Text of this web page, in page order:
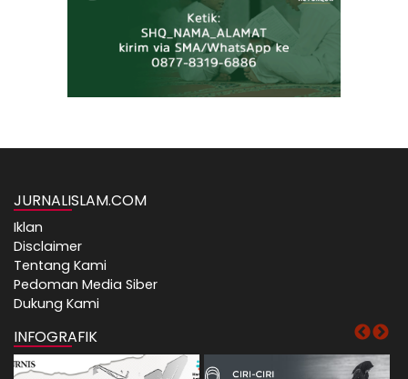
JURNALISLAM.COM
Iklan
Disclaimer
Tentang Kami
Pedoman Media Siber
Dukung Kami
INFOGRAFIK